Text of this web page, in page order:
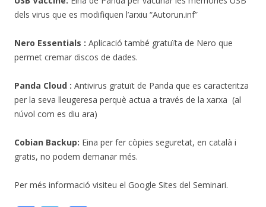
dels virus que es modifiquen l’arxiu “Autorun.inf”
Nero Essentials : Aplicació també gratuïta de Nero que
permet cremar discos de dades.
Panda Cloud : Antivirus gratuït de Panda que es caracteritza
per la seva lleugeresa perquè actua a través de la xarxa (al
núvol com es diu ara)
Cobian Backup: Eina per fer còpies seguretat, en català i
gratis, no podem demanar més.
Per més informació visiteu el Google Sites del Seminari.